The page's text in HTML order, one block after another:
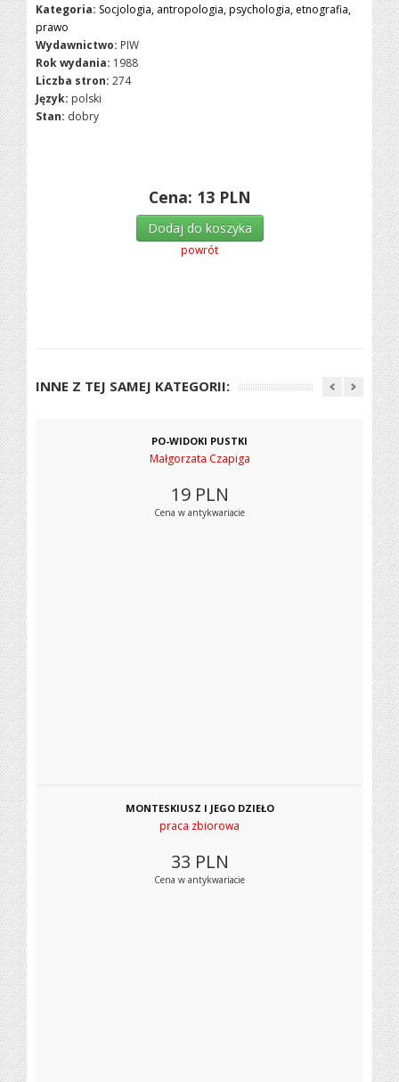
Kategoria: Socjologia, antropologia, psychologia, etnografia,
prawo
Wydawnictwo: PIW
Rok wydania: 1988
Liczba stron: 274
Język: polski
Stan: dobry
Cena: 13 PLN
Dodaj do koszyka
powrót
INNE Z TEJ SAMEJ KATEGORII:
PO-WIDOKI PUSTKI
Małgorzata Czapiga
19 PLN
Cena w antykwariacie
MONTESKIUSZ I JEGO DZIEŁO
praca zbiorowa
33 PLN
Cena w antykwariacie